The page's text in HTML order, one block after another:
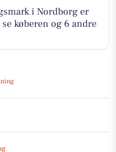
i Nordborg er
køberen og 6 andre